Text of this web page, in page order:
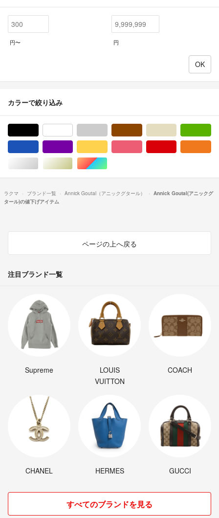
円〜 円
カラーで絞り込み
シルバー/銀色系ゴールド/金色系マルチカラー
ラクマ ブランド一覧 Annick Goutal（アニックグタール）
Annick Goutal(アニックグ
タール)の値下げアイテム
ページの上へ戻る
注目ブランド一覧
Supreme
LOUIS
VUITTON
COACH
CHANEL HERMES GUCCI
すべてのブランドを見る